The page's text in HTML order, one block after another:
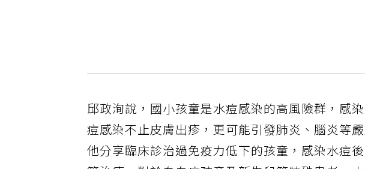
邱政洵說，國小孩童是水痘感染的高風險群，感
痘感染不止皮膚出疹，更可能引發肺炎、腦炎等
他分享臨床診治過免疫力低下的孩童，感染水痘